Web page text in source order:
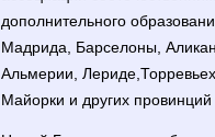
дополнительного
Мадрида, Барселоны,
Альмерии,
Майорки и других провинций